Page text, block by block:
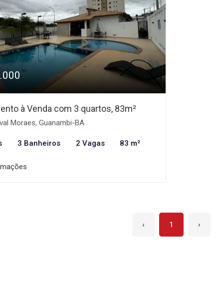
à Venda com 3 quartos, 83m²
Moraes, Guanambi-BA
3 Banheiros 2 Vagas 83 m²
‹ 1 ›